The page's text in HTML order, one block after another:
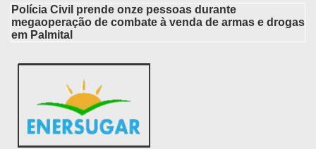
Polícia Civil prende onze pessoas durante
megaoperação de combate à venda de armas e drogas
em Palmital